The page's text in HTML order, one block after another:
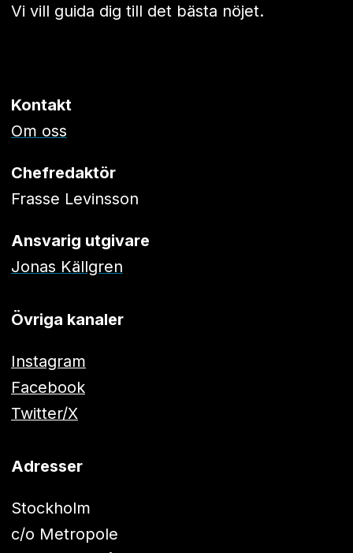
Vi vill guida dig till det bästa nöjet.
Kontakt
Om oss
Chefredaktör
Frasse Levinsson
Ansvarig utgivare
Jonas Källgren
Övriga kanaler
Instagram
Facebook
Twitter/X
Adresser
Stockholm
c/o Metropole